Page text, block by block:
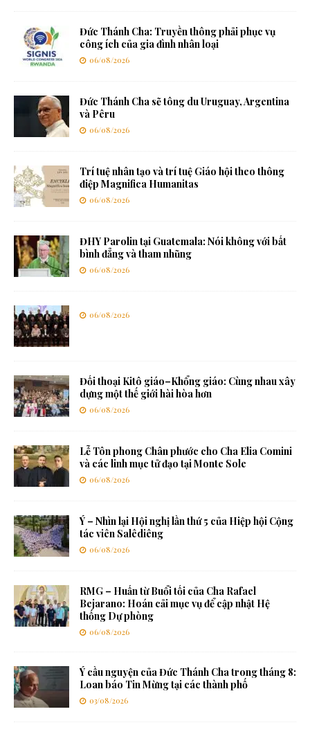
Đức Thánh Cha: Truyền thông phải phục vụ
công ích của gia đình nhân loại
06/08/2026
Đức Thánh Cha sẽ tông du Uruguay, Argentina
và Pêru
06/08/2026
Trí tuệ nhân tạo và trí tuệ Giáo hội theo thông
điệp Magnifica Humanitas
06/08/2026
ĐHY Parolin tại Guatemala: Nói không với bất
bình đẳng và tham nhũng
06/08/2026
06/08/2026
Đối thoại Kitô giáo–Khổng giáo: Cùng nhau xây
dựng một thế giới hài hòa hơn
06/08/2026
Lễ Tôn phong Chân phước cho Cha Elia Comini
và các linh mục tử đạo tại Monte Sole
06/08/2026
Ý – Nhìn lại Hội nghị lần thứ 5 của Hiệp hội Cộng
tác viên Salêdiêng
06/08/2026
RMG – Huấn từ Buổi tối của Cha Rafael
Bejarano: Hoán cải mục vụ để cập nhật Hệ
thống Dự phòng
06/08/2026
Ý cầu nguyện của Đức Thánh Cha trong tháng 8:
Loan báo Tin Mừng tại các thành phố
03/08/2026